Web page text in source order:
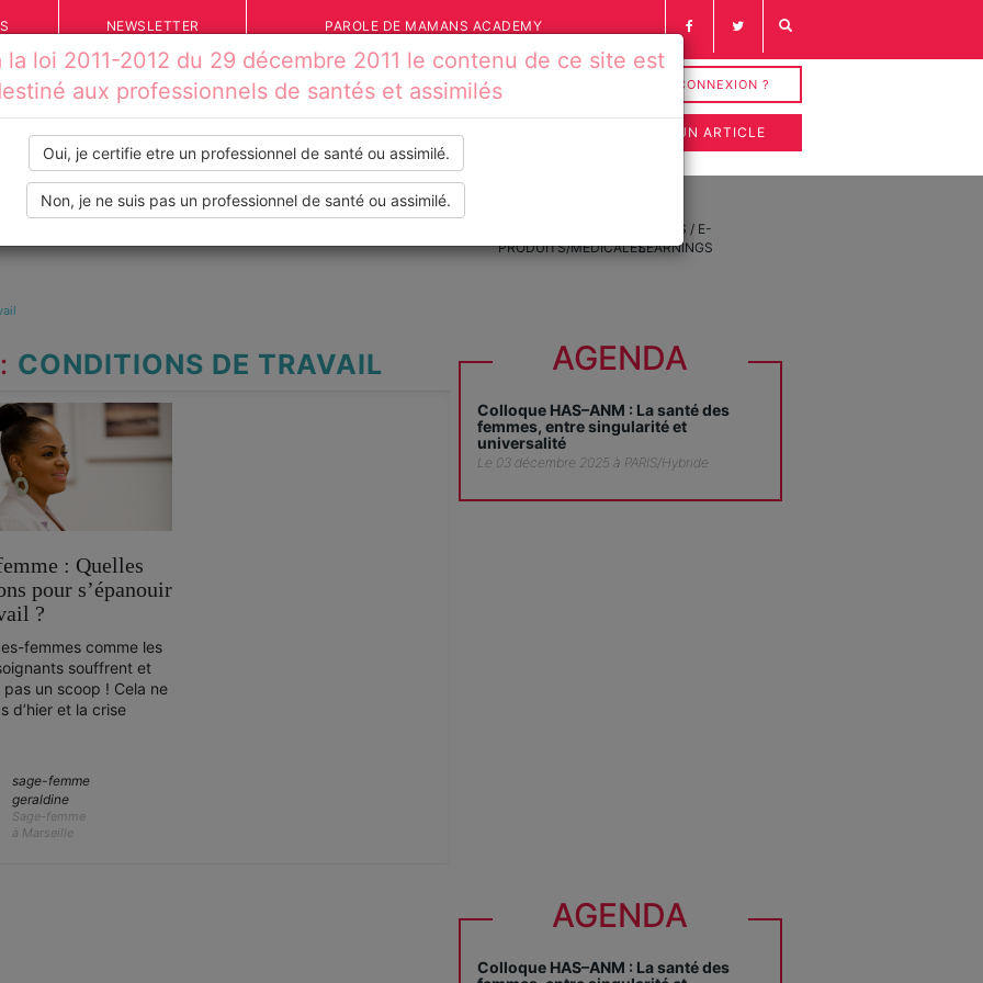
NEWSLETTER PAROLE DE MAMANS ACADEMY
INSCRIPTION / CONNEXION ?
SOUMETTRE UN ARTICLE
PRODUITS/MÉDICALES
VIDÉOS / E-
LEARNINGS
CONDITIONS DE TRAVAIL
: Quelles
pour s’épanouir
?
femmes comme les
souffrent et
pas un scoop ! Cela ne
d’hier et la crise
sage-femme
geraldine
Sage-femme
à Marseille
AGENDA
Colloque HAS–ANM : La santé des
femmes, entre singularité et
universalité
Le 03 décembre 2025 à PARIS/Hybride
AGENDA
Colloque HAS–ANM : La santé des
loi 2011-2012 du 29 décembre 2011 le contenu de ce site est
aux professionnels de santés et assimilés
Oui, je certifie etre un professionnel de santé ou assimilé.
Non, je ne suis pas un professionnel de santé ou assimilé.